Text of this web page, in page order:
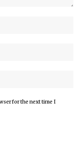
for the next time I